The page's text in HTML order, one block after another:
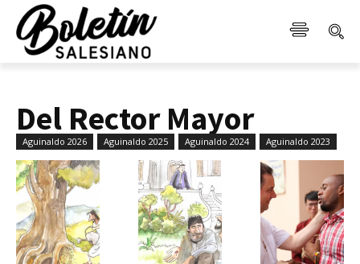
Del Rector Mayor
Aguinaldo 2026 Aguinaldo 2025 Aguinaldo 2024 Aguinaldo 2023